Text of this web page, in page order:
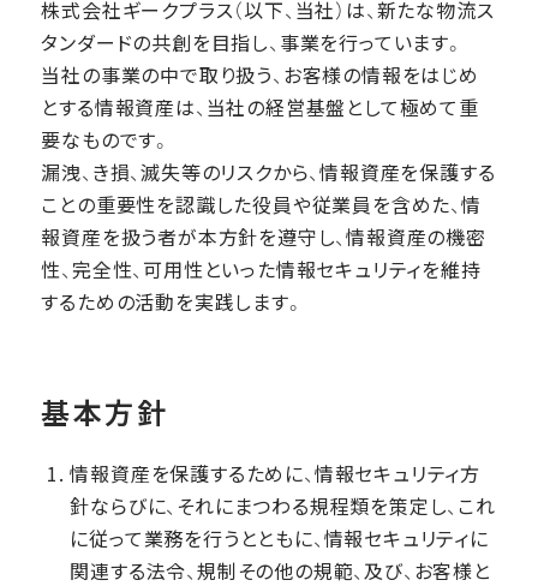
株式会社ギークプラス（以下、当社）は、新たな物流ス
タンダードの共創を目指し、事業を行っています。
当社の事業の中で取り扱う、お客様の情報をはじめ
とする情報資産は、当社の経営基盤として極めて重
要なものです。
漏洩、き損、滅失等のリスクから、情報資産を保護する
ことの重要性を認識した役員や従業員を含めた、情
報資産を扱う者が本方針を遵守し、情報資産の機密
性、完全性、可用性といった情報セキュリティを維持
するための活動を実践します。
基本方針
情報資産を保護するために、情報セキュリティ方
針ならびに、それにまつわる規程類を策定し、これ
に従って業務を行うとともに、情報セキュリティに
関連する法令、規制その他の規範、及び、お客様と